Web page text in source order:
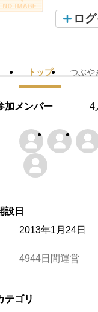
ロ
トップ つぶや
加メンバー 4
設日
2013年1月24日
4944日間運営
テゴリ